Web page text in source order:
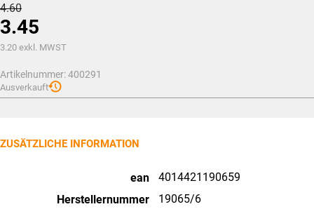
4.60Ursprünglicher
Preis
war:
3.45
Aktueller
ist:
CHF3.45.
3.20 exkl. MWST
Artikelnummer:400291
Ausverkauft
ZUSÄTZLICHE INFORMATION
ean
4014421190659
Herstellernummer
19065/6